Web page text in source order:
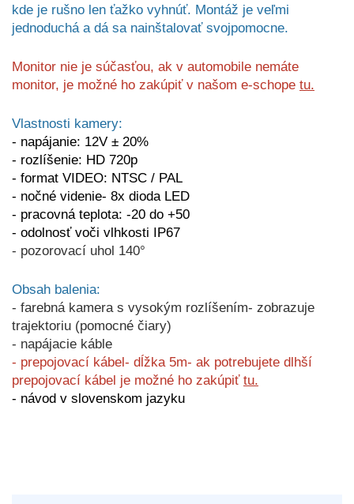
kde je rušno len ťažko vyhnúť. Montáž je veľmi
jednoduchá a dá sa nainštalovať svojpomocne.
Monitor nie je súčasťou, ak v automobile nemáte
monitor, je možné ho zakúpiť v našom e-schope tu.
Vlastnosti kamery:
- napájanie: 12V ± 20%
- rozlíšenie: HD 720p
- format VIDEO: NTSC / PAL
- nočné videnie- 8x dioda LED
- pracovná teplota: -20 do +50
- odolnosť voči vlhkosti IP67
- pozorovací uhol 140°
Obsah balenia:
- farebná kamera s vysokým rozlíšením- zobrazuje
trajektoriu (pomocné čiary)
- napájacie káble
- prepojovací kábel- dĺžka 5m- ak potrebujete dlhší
prepojovací kábel je možné ho zakúpiť tu.
- návod v slovenskom jazyku